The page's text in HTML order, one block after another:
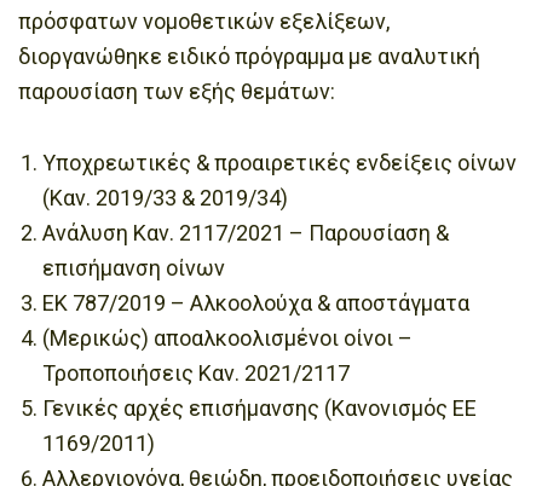
πρόσφατων νομοθετικών εξελίξεων,
διοργανώθηκε ειδικό πρόγραμμα με αναλυτική
παρουσίαση των εξής θεμάτων:
Υποχρεωτικές & προαιρετικές ενδείξεις οίνων
(Καν. 2019/33 & 2019/34)
Ανάλυση Καν. 2117/2021 – Παρουσίαση &
επισήμανση οίνων
ΕΚ 787/2019 – Αλκοολούχα & αποστάγματα
(Μερικώς) αποαλκοολισμένοι οίνοι –
Τροποποιήσεις Καν. 2021/2117
Γενικές αρχές επισήμανσης (Κανονισμός ΕΕ
1169/2011)
Αλλεργιογόνα, θειώδη, προειδοποιήσεις υγείας